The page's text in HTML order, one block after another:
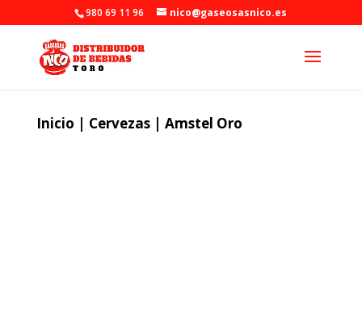
980 69 11 96 nico@gaseosasnico.es
Inicio | Cervezas| Amstel Oro